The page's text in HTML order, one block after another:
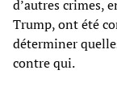
d’autres crimes,
Trump, ont été
déterminer
contre qui.